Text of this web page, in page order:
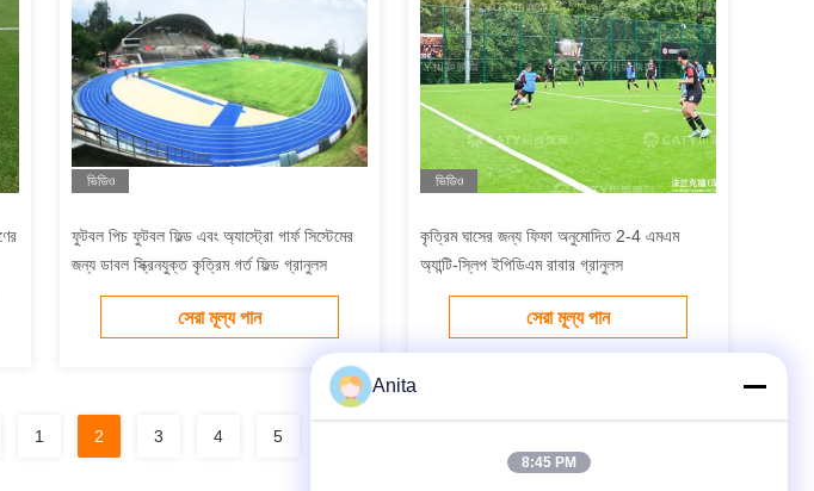
ভিডিও
ফুটবল পিচ ফুটবল ফিল্ড এবং অ্যাস্ট্রো গার্ফ সিস্টেমের
জন্য ডাবল স্ক্রিনযুক্ত কৃত্রিম গর্ত ফিল্ড গ্রানুলস
সেরা মূল্য পান
ভিডিও
কৃত্রিম ঘাসের জন্য ফিফা অনুমোদিত 2-4 এমএম
অ্যান্টি-স্লিপ ইপিডিএম রাবার গ্রানুলস
সেরা মূল্য পান
1 2 3 4 5
Anita
8:45 PM